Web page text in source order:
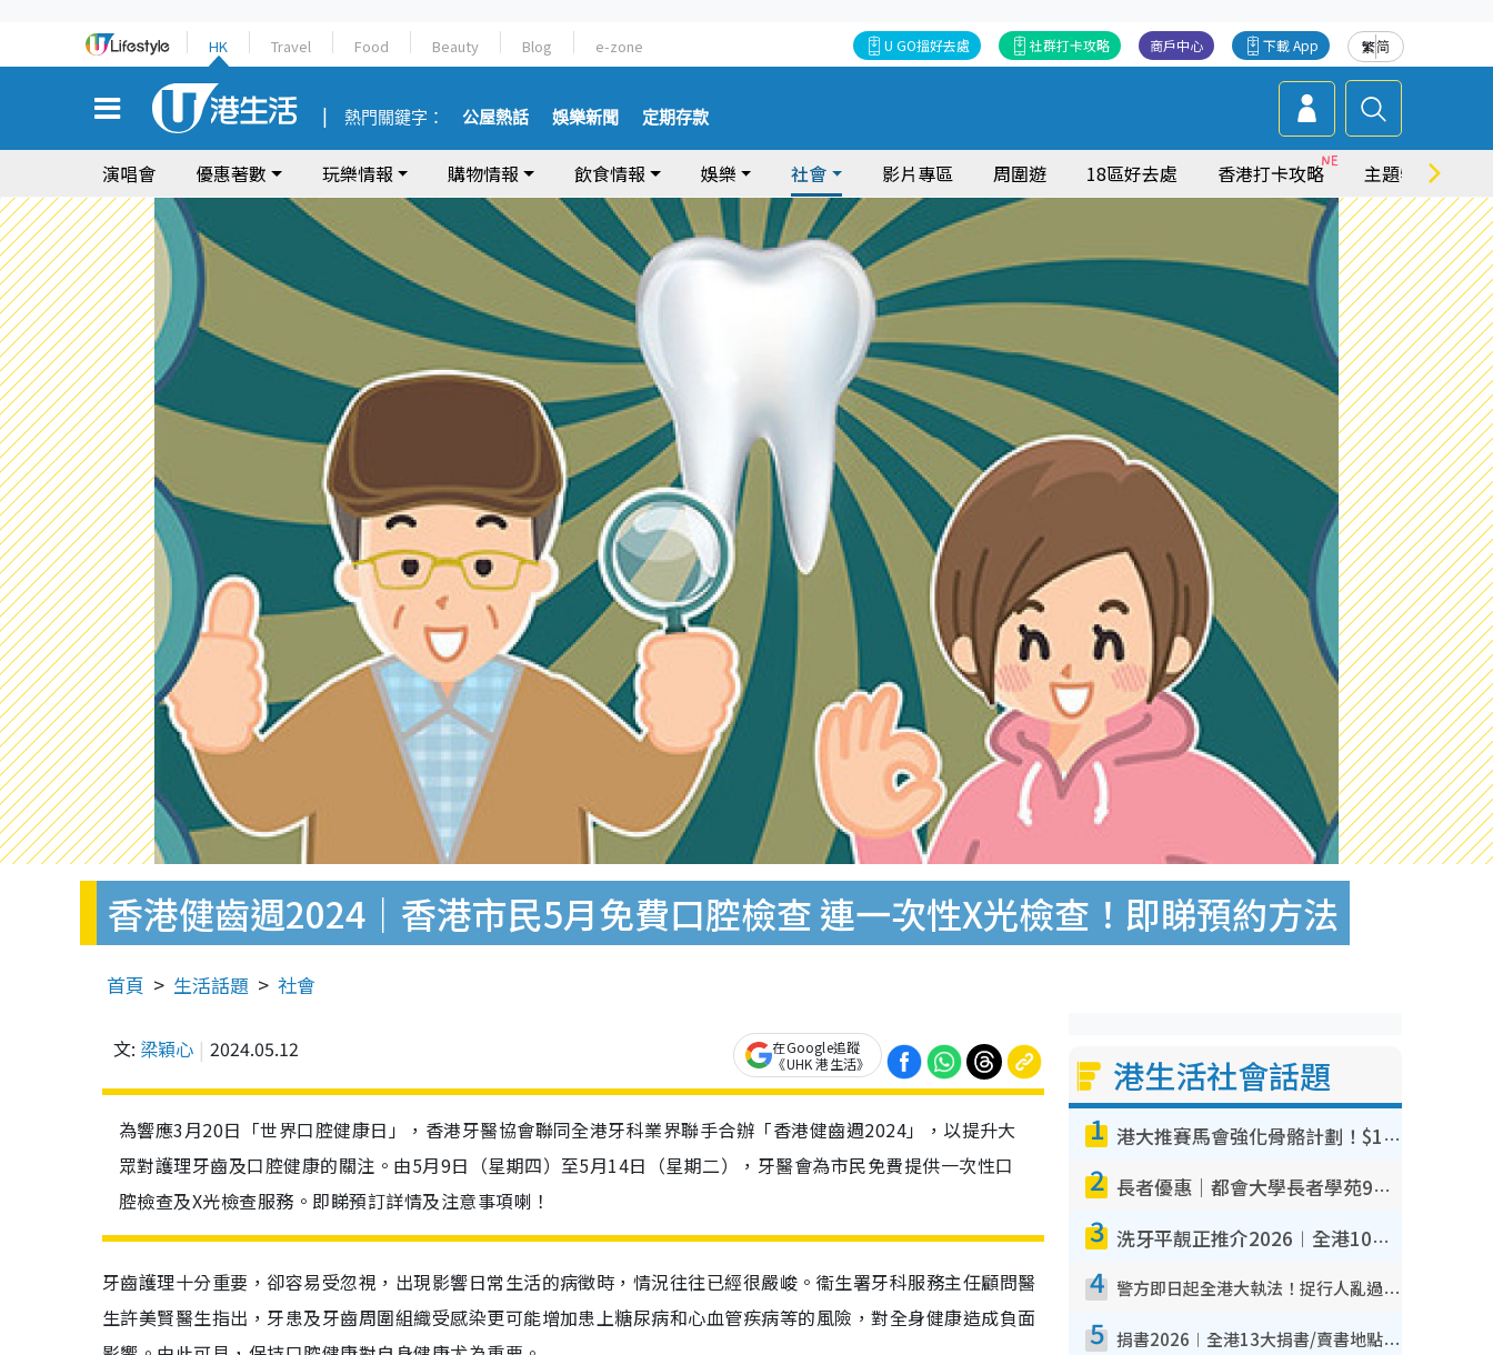
HK Travel Food Beauty Blog e-zone 繁简
下載 App
商戶中心
社群打卡攻略
U GO搵好去處
熱門關鍵字： 公屋熱話 娛樂新聞 定期存款
演唱會 優惠著數 玩樂情報 購物情報 飲食情報 娛樂 社會 影片專區 周圍遊 18區好去處 香港打卡攻略 主題特集
香港健齒週2024｜香港市民5月免費口腔檢查 連一次性X光檢查！即睇預約方法
首頁 生活話題 社會
文: 梁穎心 2024.05.12
在Google追蹤
《UHK 港生活》
為響應3月20日「世界口腔健康日」，香港牙醫協會聯同全港牙科業界聯手合辦「香港健齒週2024」，以提升大
眾對護理牙齒及口腔健康的關注。由5月9日（星期四）至5月14日（星期二），牙醫會為市民免費提供一次性口
腔檢查及X光檢查服務。即睇預訂詳情及注意事項喇！
牙齒護理十分重要，卻容易受忽視，出現影響日常生活的病徵時，情況往往已經很嚴峻。衞生署牙科服務主任顧問醫
生許美賢醫生指出，牙患及牙齒周圍組織受感染更可能增加患上糖尿病和心血管疾病等的風險，對全身健康造成負面
港生活社會話題
1 港大推賽馬會強化骨骼計劃！$100骨質密度X光檢查 完成免費運動訓練送超市禮券！附參加資格
2 長者優惠｜都會大學長者學苑9月免費課程！多媒體/微電影創作/網絡安全 附報名方法教學
3 洗牙平靚正推介2026︱全港10大牙科診所/醫院懶人包 夜診至8點/鎮靜潔牙/醫療券適用
4 警方即日起全港大執法！捉行人亂過馬路+司機不專注駕駛！亂過馬路罰$2000
5 捐書2026︱全港13大捐書/賣書地點懶人包 二手課本最高$150＋舊書換免費咖啡/戲票